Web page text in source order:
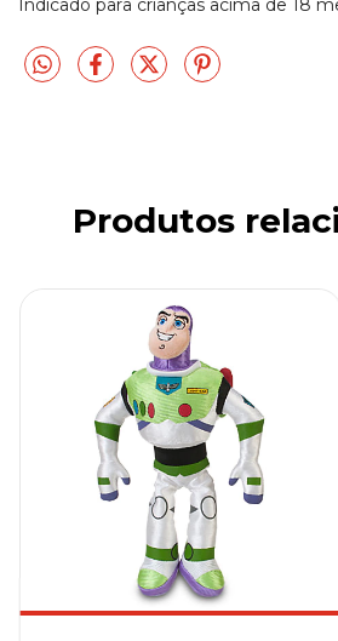
Indicado para crianças acima de 18
Produtos